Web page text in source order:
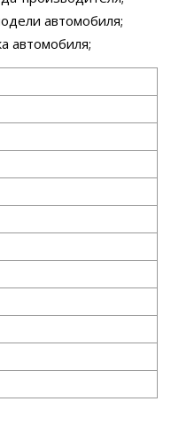
автомобиля;
автомобиля;